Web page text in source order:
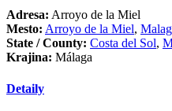
Adresa: Arroyo de la Miel
Mesto: Arroyo de la Miel,
State / County: Costa del Sol,
Krajina: Málaga
Detaily